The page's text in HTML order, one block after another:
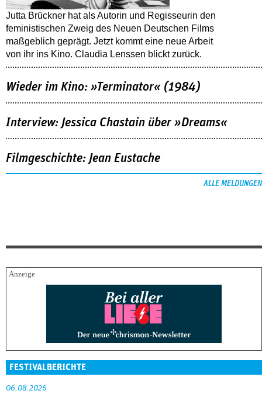
Jutta Brückner hat als Autorin und Regisseurin den
feministischen Zweig des Neuen Deutschen Films
maßgeblich geprägt. Jetzt kommt eine neue Arbeit
von ihr ins Kino. Claudia Lenssen blickt zurück.
Wieder im Kino: »Terminator« (1984)
Interview: Jessica Chastain über »Dreams«
Filmgeschichte: Jean Eustache
ALLE MELDUNGEN
FESTIVALBERICHTE
06.08.2026